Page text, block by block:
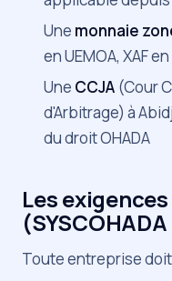
Une monnaie
en UEMOA, XAF
Une CCJA (Cour
d'Arbitrage) à
du droit OHADA
Les
Toute entreprise